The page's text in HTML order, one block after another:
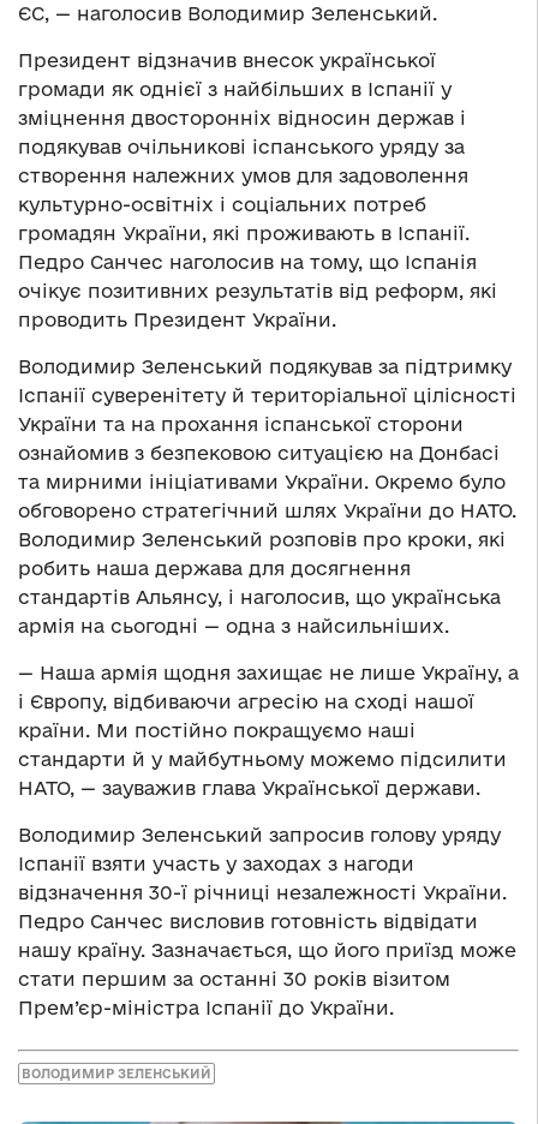
ЄС, — наголосив Володимир Зеленський.
Президент відзначив внесок української
громади як однієї з найбільших в Іспанії у
зміцнення двосторонніх відносин держав і
подякував очільникові іспанського уряду за
створення належних умов для задоволення
культурно-освітніх і соціальних потреб
громадян України, які проживають в Іспанії.
Педро Санчес наголосив на тому, що Іспанія
очікує позитивних результатів від реформ, які
проводить Президент України.
Володимир Зеленський подякував за підтримку
Іспанії суверенітету й територіальної цілісності
України та на прохання іспанської сторони
ознайомив з безпековою ситуацією на Донбасі
та мирними ініціативами України. Окремо було
обговорено стратегічний шлях України до НАТО.
Володимир Зеленський розповів про кроки, які
робить наша держава для досягнення
стандартів Альянсу, і наголосив, що українська
армія на сьогодні — одна з найсильніших.
— Наша армія щодня захищає не лише Україну, а
і Європу, відбиваючи агресію на сході нашої
країни. Ми постійно покращуємо наші
стандарти й у майбутньому можемо підсилити
НАТО, — зауважив глава Української держави.
Володимир Зеленський запросив голову уряду
Іспанії взяти участь у заходах з нагоди
відзначення 30-ї річниці незалежності України.
Педро Санчес висловив готовність відвідати
нашу країну. Зазначається, що його приїзд може
стати першим за останні 30 років візитом
Прем’єр-міністра Іспанії до України.
ВОЛОДИМИР ЗЕЛЕНСЬКИЙ